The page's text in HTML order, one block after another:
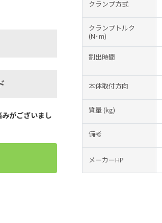
がございまし
クランプ方式
クランプトルク
(N･m)
割出時間
本体取付方向
質量(kg)
備考
メーカーHP